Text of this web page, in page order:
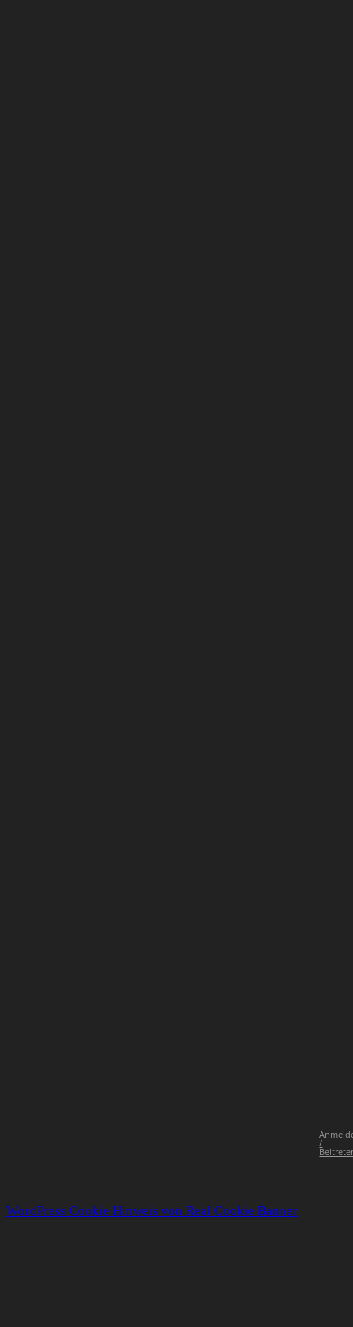
/
WordPress Cookie Hinweis von Real Cookie Banner